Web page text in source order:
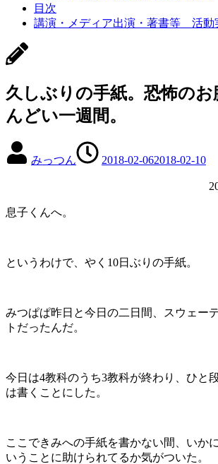
目次
講演・メディア出演・著書等 活動
久しぶりの手紙。恐怖のお
んどい一週間。
みっつん 2018-02-062018-02-10
息子くんへ。
というわけで、やく10日ぶりの手紙。
みつぱぱ昨日と今日の二日間、スウェー
トだったんだ。
今日は4教科のうち3教科が終わり、ひと
は書くことにした。
ここできみへの手紙を書かない間、いか
いうことに助けられてるか気がついた。